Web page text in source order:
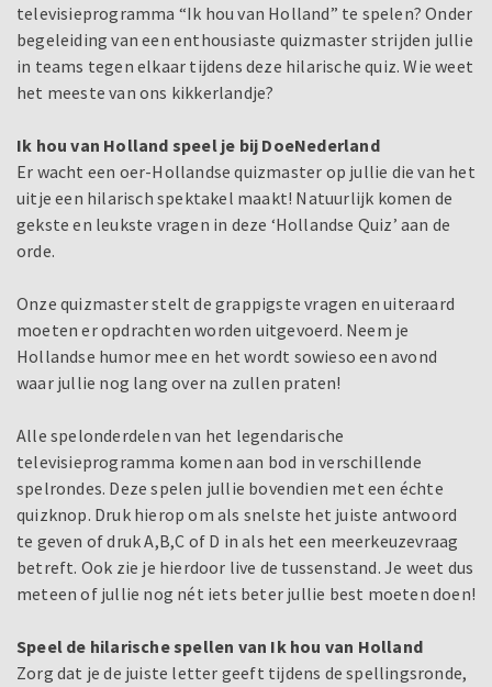
televisieprogramma “Ik hou van Holland” te spelen? Onder
begeleiding van een enthousiaste quizmaster strijden jullie
in teams tegen elkaar tijdens deze hilarische quiz. Wie weet
het meeste van ons kikkerlandje?
Ik hou van Holland speel je bij DoeNederland
Er wacht een oer-Hollandse quizmaster op jullie die van het
uitje een hilarisch spektakel maakt! Natuurlijk komen de
gekste en leukste vragen in deze ‘Hollandse Quiz’ aan de
orde.
Onze quizmaster stelt de grappigste vragen en uiteraard
moeten er opdrachten worden uitgevoerd. Neem je
Hollandse humor mee en het wordt sowieso een avond
waar jullie nog lang over na zullen praten!
Alle spelonderdelen van het legendarische
televisieprogramma komen aan bod in verschillende
spelrondes. Deze spelen jullie bovendien met een échte
quizknop. Druk hierop om als snelste het juiste antwoord
te geven of druk A,B,C of D in als het een meerkeuzevraag
betreft. Ook zie je hierdoor live de tussenstand. Je weet dus
meteen of jullie nog nét iets beter jullie best moeten doen!
Speel de hilarische spellen van Ik hou van Holland
Zorg dat je de juiste letter geeft tijdens de spellingsronde,